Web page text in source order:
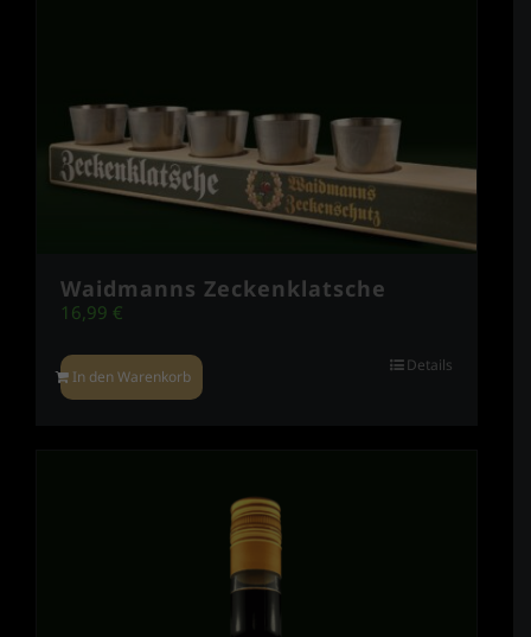
Waidmanns Zeckenklatsche
16,99 €
In den Warenkorb
Details